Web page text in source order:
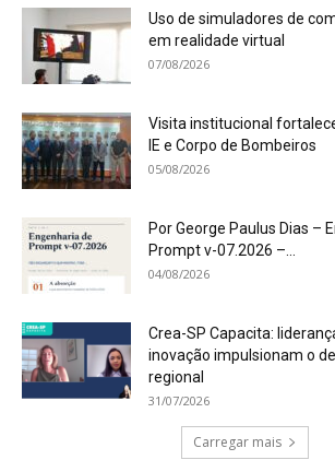
Uso de simuladores de
em realidade virtual
07/08/2026
Visita institucional
IE e Corpo de Bombeiros
05/08/2026
Por George Paulus Dias –
Prompt v-07.2026 –...
04/08/2026
Crea-SP Capacita:
inovação impulsionam o
regional
31/07/2026
Carregar mais